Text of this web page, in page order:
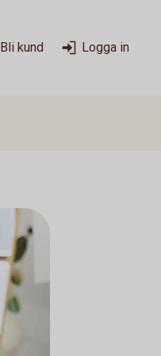
Bli kund Logga in